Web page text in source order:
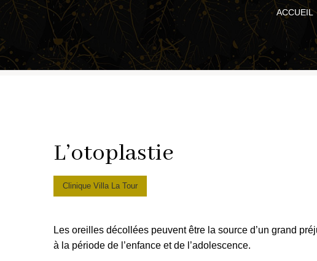
ACCUEIL
L’otoplastie
Clinique Villa La Tour
Les oreilles décollées peuvent être la source d’un grand
à la période de l’enfance et de l’adolescence.